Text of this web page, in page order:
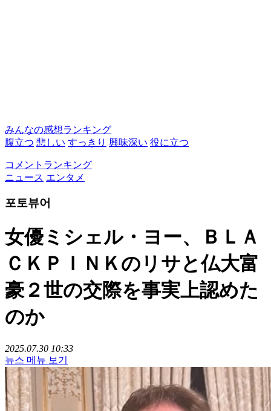
みんなの感想ランキング
腹立つ 悲しい すっきり 興味深い 役に立つ
コメントランキング
ニュース エンタメ
포토뷰어
女優ミシェル・ヨー、ＢＬＡ
ＣＫＰＩＮＫのリサと仏大富
豪２世の交際を事実上認めた
のか
2025.07.30 10:33
뉴스 메뉴 보기